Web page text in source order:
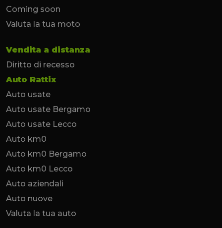
Coming soon
Valuta la tua moto
Vendita a distanza
Diritto di recesso
Auto Rattix
Auto usate
Auto usate Bergamo
Auto usate Lecco
Auto km0
Auto km0 Bergamo
Auto km0 Lecco
Auto aziendali
Auto nuove
Valuta la tua auto